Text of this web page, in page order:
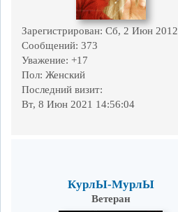
Зарегистрирован: Сб, 2 Июн 2012
Сообщений: 373
Уважение: +17
Пол: Женский
Последний визит:
Вт, 8 Июн 2021 14:56:04
КурлЫ-МурлЫ
Ветеран